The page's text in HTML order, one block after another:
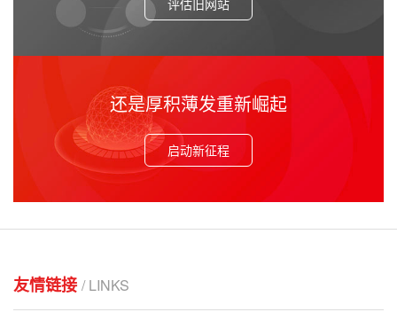
评估旧网站
还是厚积薄发重新崛起
启动新征程
友情链接 / LINKS